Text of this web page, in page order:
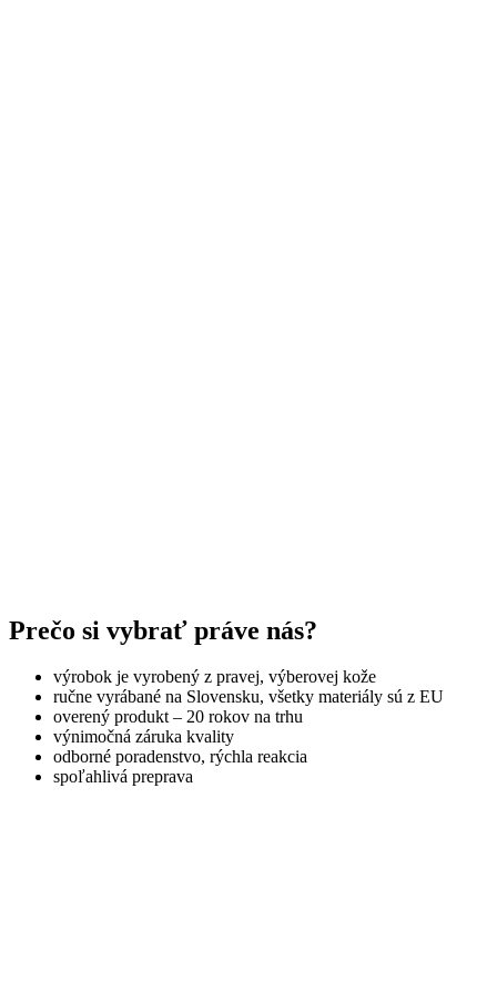
Prečo si vybrať práve nás?
výrobok je vyrobený z pravej, výberovej kože
ručne vyrábané na Slovensku, všetky materiály sú z EU
overený produkt – 20 rokov na trhu
výnimočná záruka kvality
odborné poradenstvo, rýchla reakcia
spoľahlivá preprava